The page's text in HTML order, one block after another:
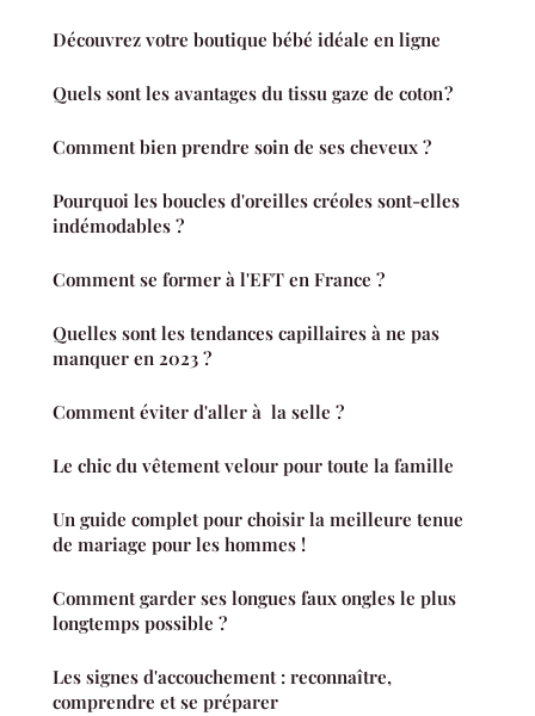
Découvrez votre boutique bébé idéale en ligne
Quels sont les avantages du tissu gaze de coton ?
Comment bien prendre soin de ses cheveux ?
Pourquoi les boucles d'oreilles créoles sont-elles
indémodables ?
Comment se former à l'EFT en France ?
Quelles sont les tendances capillaires à ne pas
manquer en 2023 ?
Comment éviter d'aller à la selle ?
Le chic du vêtement velour pour toute la famille
Un guide complet pour choisir la meilleure tenue
de mariage pour les hommes !
Comment garder ses longues faux ongles le plus
longtemps possible ?
Les signes d'accouchement : reconnaître,
comprendre et se préparer